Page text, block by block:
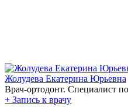
Жолудева Екатерина Юрьевна
Врач-ортодонт. Специалист
+ Запись к врачу